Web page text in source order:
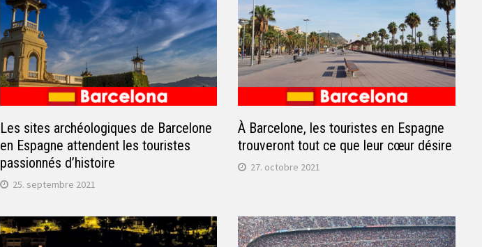
Les sites archéologiques de Barcelone
en Espagne attendent les touristes
passionnés d’histoire
25. septembre 2021
À Barcelone, les touristes en Espagne
trouveront tout ce que leur cœur désire
27. octobre 2021